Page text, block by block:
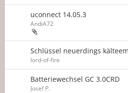
uconnect 14.05.3
AndiA72
Schlüssel neuerdings
lord-of-fire
Batteriewechsel GC 3.0CRD
Josef P.